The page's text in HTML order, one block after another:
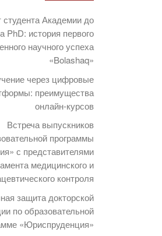
Академии до
PhD: история первого
научного успеха
«Bolashaq»
через цифровые
преимущества
онлайн-курсов
Встреча выпускников
программы
с представителями
медицинского и
контроля
защита докторской
по образовательной
«Юриспруденция»